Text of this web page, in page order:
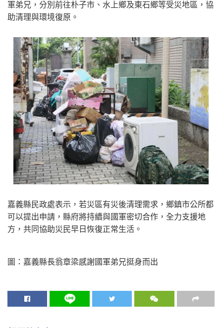
軍弟兄，分別前往朴子市、水上鄉及東石鄉等受災地區，協
助清理與環境復原。
嘉義縣民政處表示，若災區有災後清理需求，鄉鎮市公所都
可以提出申請，縣府將持續與國軍密切合作，全力支援地
方，共同協助災民早日恢復正常生活。
圖：嘉義縣長翁章梁感謝國軍弟兄挺身而出